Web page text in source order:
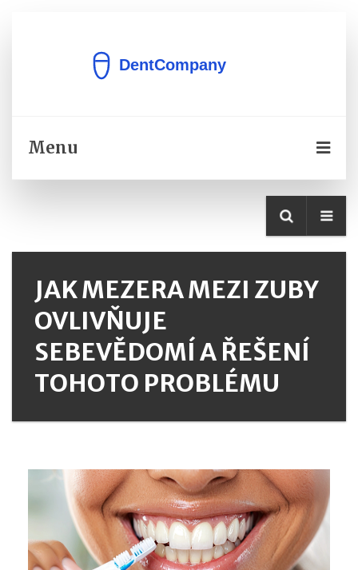
Menu
JAK MEZERA MEZI ZUBY
OVLIVŇUJE
SEBEVĚDOMÍ A ŘEŠENÍ
TOHOTO PROBLÉMU